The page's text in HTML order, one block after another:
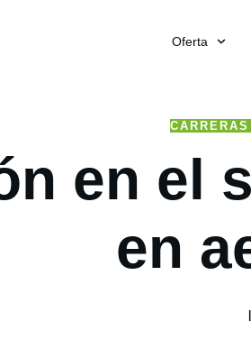
Oferta
en el
en